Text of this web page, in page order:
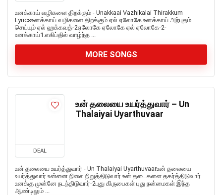
உனக்காய் வழிகளை திறக்கும் - Unakkaai Vazhikalai Thirakkum
Lyricsஉனக்காய் வழிகளை திறக்கும் ஏல் ஏலோகே உனக்காய் அற்புதம்
செய்யும் ஏல் ஹக்கவத்-2ஏலோகே ஏலோகே ஏல் ஏலோகே-2-
உனக்காய்1.எகிப்தில் வாழ்ந்த ...
MORE SONGS
DEAL
உன் தலையை உயர்த்துவார் – Un
Thalaiyai Uyarthuvaar
உன் தலையை உயர்த்துவார் - Un Thalaiyai Uyarthuvaarஉன் தலையை
உயர்த்துவார் உன்னை நிலை நிறுத்திடுவார் உன் தடைகளை தகர்த்திடுவார்
உனக்கு முன்னே நடந்திடுவார்-2புது கிருபைகள் புது நன்மைகள் இந்த
ஆண்டிலும் ...